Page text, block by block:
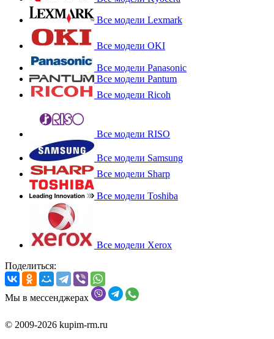
Все модели Lexmark
Все модели OKI
Все модели Panasonic
Все модели Pantum
Все модели Ricoh
Все модели RISO
Все модели Samsung
Все модели Sharp
Все модели Toshiba
Все модели Xerox
Поделиться:
Мы в мессенджерах
© 2009-2026 kupim-rm.ru